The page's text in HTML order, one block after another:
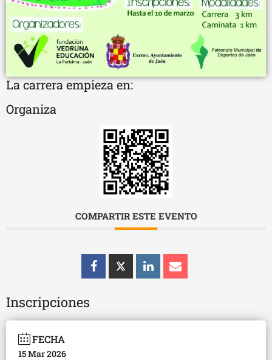
La carrera empieza en:
Organiza
COMPARTIR ESTE EVENTO
Inscripciones
FECHA
15 Mar 2026